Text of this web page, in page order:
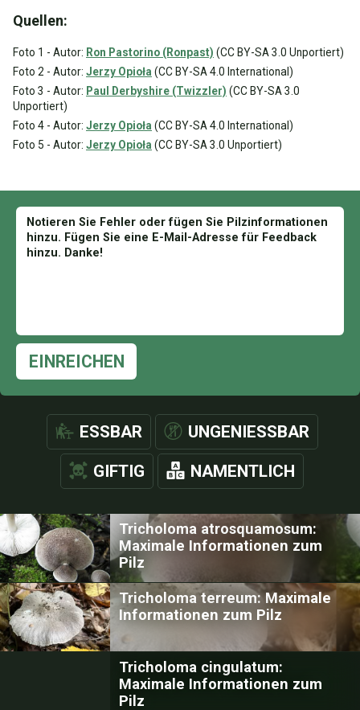
Quellen:
Foto 1 - Autor: Ron Pastorino (Ronpast) (CC BY-SA 3.0 Unportiert)
Foto 2 - Autor: Jerzy Opioła (CC BY-SA 4.0 International)
Foto 3 - Autor: Paul Derbyshire (Twizzler) (CC BY-SA 3.0
Unportiert)
Foto 4 - Autor: Jerzy Opioła (CC BY-SA 4.0 International)
Foto 5 - Autor: Jerzy Opioła (CC BY-SA 3.0 Unportiert)
EINREICHEN
ESSBAR UNGENIESSBAR
GIFTIG NAMENTLICH
Tricholoma atrosquamosum:
Maximale Informationen zum
Pilz
Tricholoma terreum: Maximale
Informationen zum Pilz
Tricholoma cingulatum:
Maximale Informationen zum
Pilz